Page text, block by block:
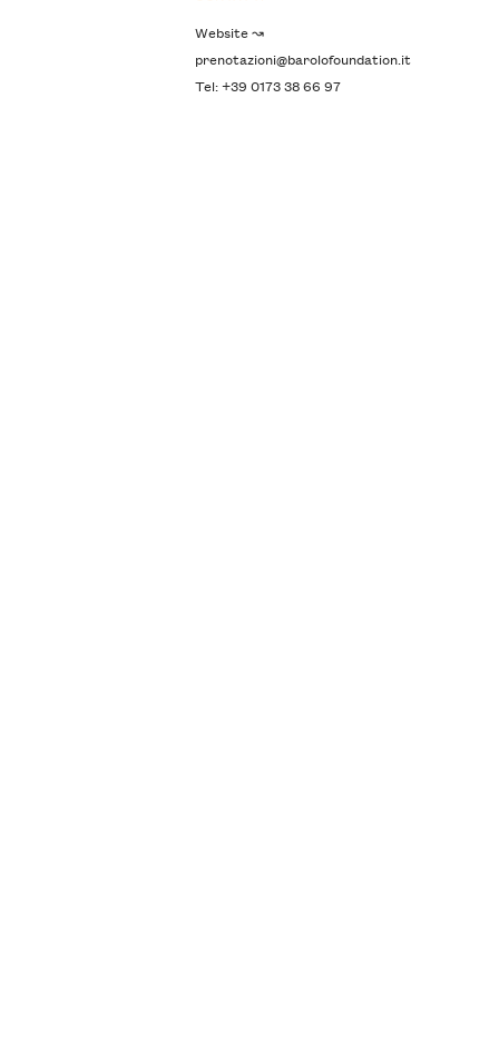
Website ↝
prenotazioni@barolofoundation.it
Tel: +39 0173 38 66 97